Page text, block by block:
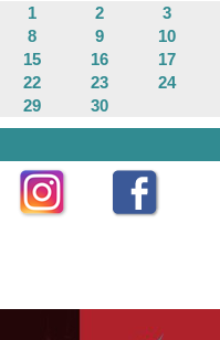
1
2 3
8 9 10
15 16 17
22 23 24
29 30